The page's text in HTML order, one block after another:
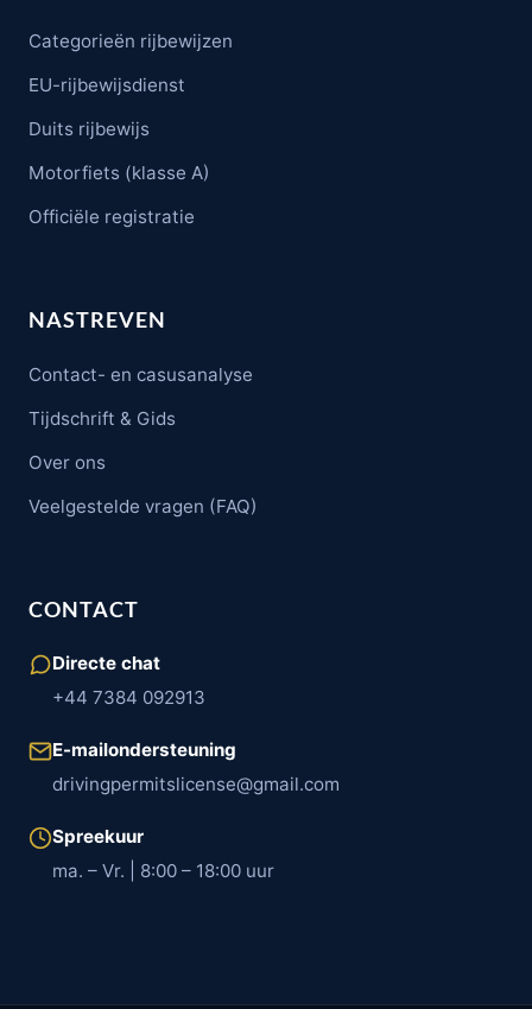
Categorieën rijbewijzen
EU-rijbewijsdienst
Duits rijbewijs
Motorfiets (klasse A)
Officiële registratie
NASTREVEN
Contact- en casusanalyse
Tijdschrift & Gids
Over ons
Veelgestelde vragen (FAQ)
CONTACT
Directe chat
+44 7384 092913
E-mailondersteuning
drivingpermitslicense@gmail.com
Spreekuur
ma. – Vr. | 8:00 – 18:00 uur